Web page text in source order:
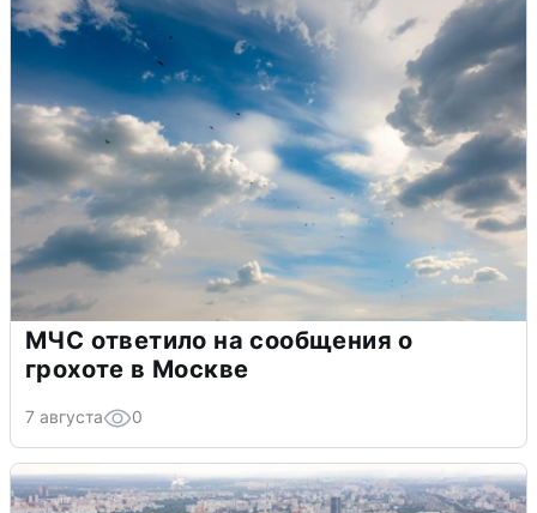
МЧС ответило на сообщения о
грохоте в Москве
7 августа 0